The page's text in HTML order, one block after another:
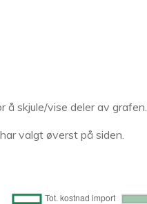
å skjule/vise deler av grafen.
valgt øverst på siden.